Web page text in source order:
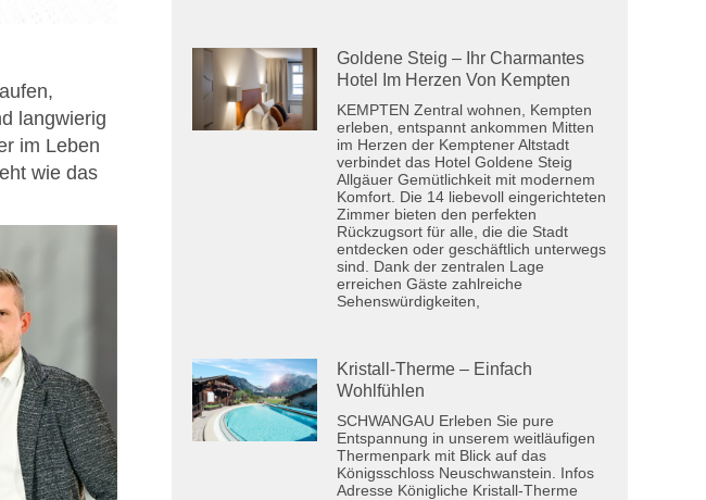
langwierig
im Leben
wie das
Goldene Steig – Ihr Charmantes
Hotel Im Herzen Von Kempten
KEMPTEN Zentral wohnen, Kempten
erleben, entspannt ankommen Mitten
im Herzen der Kemptener Altstadt
verbindet das Hotel Goldene Steig
Allgäuer Gemütlichkeit mit modernem
Komfort. Die 14 liebevoll eingerichteten
Zimmer bieten den perfekten
Rückzugsort für alle, die die Stadt
entdecken oder geschäftlich unterwegs
sind. Dank der zentralen Lage
erreichen Gäste zahlreiche
Sehenswürdigkeiten,
Kristall-Therme – Einfach
Wohlfühlen
SCHWANGAU Erleben Sie pure
Entspannung in unserem weitläufigen
Thermenpark mit Blick auf das
Königsschloss Neuschwanstein. Infos
Adresse Königliche Kristall-Therme